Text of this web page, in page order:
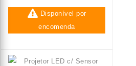
Disponível por
encomenda